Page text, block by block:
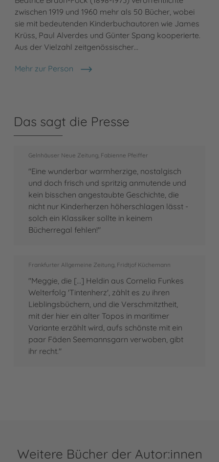
zwischen 1919 und 1960 mehr als 50 Bücher, wobei
sie mit bedeutenden Kinderbuchautoren wie James
Krüss, Paul Alverdes und Günter Spang kooperierte.
Aus der Vielzahl zeitgenössischer…
Mehr zur Person
Beatrice Braun-Fock
Das sagt die Presse
Gelnhäuser Neue Zeitung, Fabienne Pfeiffer
"Eine wunderbar warmherzige, nostalgisch
und doch frisch und spritzig anmutende und
kein bisschen angestaubte Geschichte, die
nicht nur Kinderherzen höherschlagen lässt -
solch ein Klassiker sollte in keinem
Bücherregal fehlen!"
Frankfurter Allgemeine Zeitung, Fridtjof Küchemann
"Meggie, die [...] Heldin aus Cornelia Funkes
Welterfolg 'Tintenherz', zählt es zu ihren
Lieblingsbüchern, und die Verschmitztheit,
mit der hier ein alter Topos in maritimer
Variante erzählt wird, aufs schönste mit ein
paar Fäden Seemannsgarn verwoben, gibt
ihr recht."
Weitere Bücher der Autor:innen